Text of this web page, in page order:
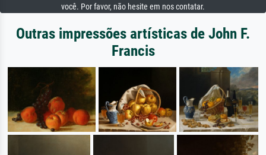
você. Por favor, não hesite em nos contatar.
Outras impressões artísticas de John F.
Francis